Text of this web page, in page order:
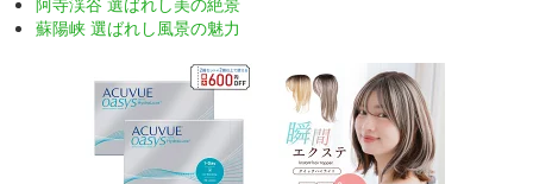
蘇陽峡 選ばれし風景の魅力